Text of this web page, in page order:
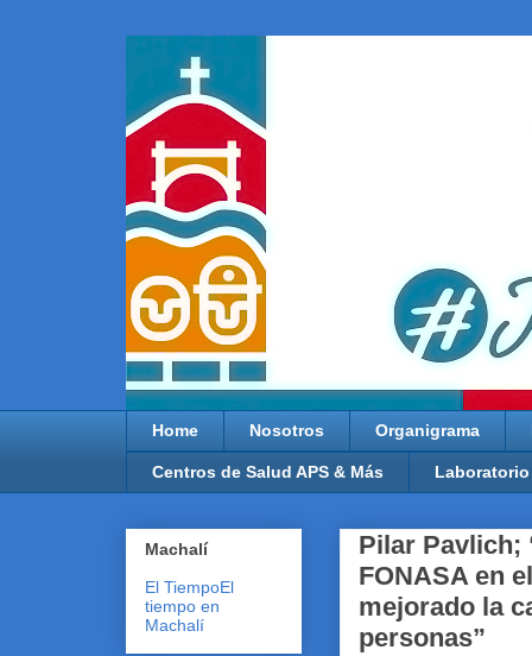
Home Nosotros Organigrama
Centros de Salud APS & Más Laboratorio
Pilar Pavlich;
FONASA en
mejorado la
personas”
Machalí
El TiempoEl
tiempo en
Machalí